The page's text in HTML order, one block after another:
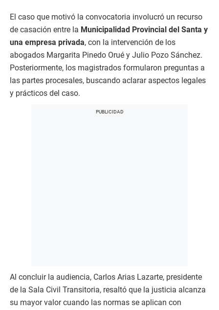
El caso que motivó la convocatoria involucró un recurso
de casación entre la Municipalidad Provincial del Santa y
una empresa privada, con la intervención de los
abogados Margarita Pinedo Orué y Julio Pozo Sánchez.
Posteriormente, los magistrados formularon preguntas a
las partes procesales, buscando aclarar aspectos legales
y prácticos del caso.
Al concluir la audiencia, Carlos Arias Lazarte, presidente
de la Sala Civil Transitoria, resaltó que la justicia alcanza
su mayor valor cuando las normas se aplican con